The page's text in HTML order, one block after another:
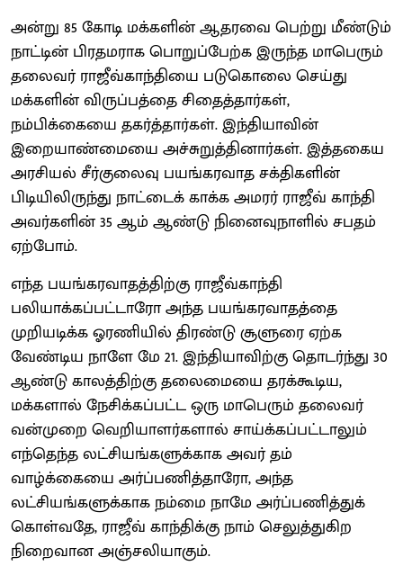
அன்று 85 கோடி மக்களின் ஆதரவை பெற்று மீண்டும்
நாட்டின் பிரதமராக பொறுப்பேற்க இருந்த மாபெரும்
தலைவர் ராஜீவ்காந்தியை படுகொலை செய்து
மக்களின் விருப்பத்தை சிதைத்தார்கள்,
நம்பிக்கையை தகர்த்தார்கள். இந்தியாவின்
இறையாண்மையை அச்சுறுத்தினார்கள். இத்தகைய
அரசியல் சீர்குலைவு பயங்கரவாத சக்திகளின்
பிடியிலிருந்து நாட்டைக் காக்க அமரர் ராஜீவ் காந்தி
அவர்களின் 35 ஆம் ஆண்டு நினைவுநாளில் சபதம்
ஏற்போம்.
எந்த பயங்கரவாதத்திற்கு ராஜீவ்காந்தி
பலியாக்கப்பட்டாரோ அந்த பயங்கரவாதத்தை
முறியடிக்க ஓரணியில் திரண்டு சூளுரை ஏற்க
வேண்டிய நாளே மே 21. இந்தியாவிற்கு தொடர்ந்து 30
ஆண்டு காலத்திற்கு தலைமையை தரக்கூடிய,
மக்களால் நேசிக்கப்பட்ட ஒரு மாபெரும் தலைவர்
வன்முறை வெறியாளர்களால் சாய்க்கப்பட்டாலும்
எந்தெந்த லட்சியங்களுக்காக அவர் தம்
வாழ்க்கையை அர்ப்பணித்தாரோ, அந்த
லட்சியங்களுக்காக நம்மை நாமே அர்ப்பணித்துக்
கொள்வதே, ராஜீவ் காந்திக்கு நாம் செலுத்துகிற
நிறைவான அஞ்சலியாகும்.